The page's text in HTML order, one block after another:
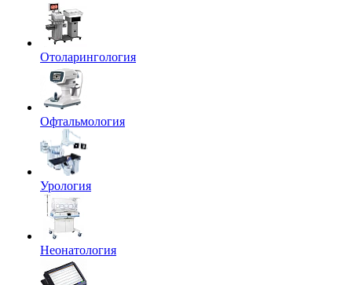
Отоларингология
Офтальмология
Урология
Неонатология